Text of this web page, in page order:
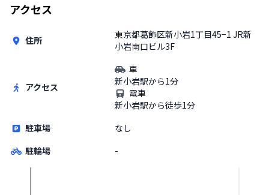
アクセス
住所
東京都葛飾区新小岩1丁目45−1 JR新
小岩南口ビル3F
アクセス
車
新小岩駅から1分
電車
新小岩駅から徒歩1分
駐車場
なし
駐輪場
-